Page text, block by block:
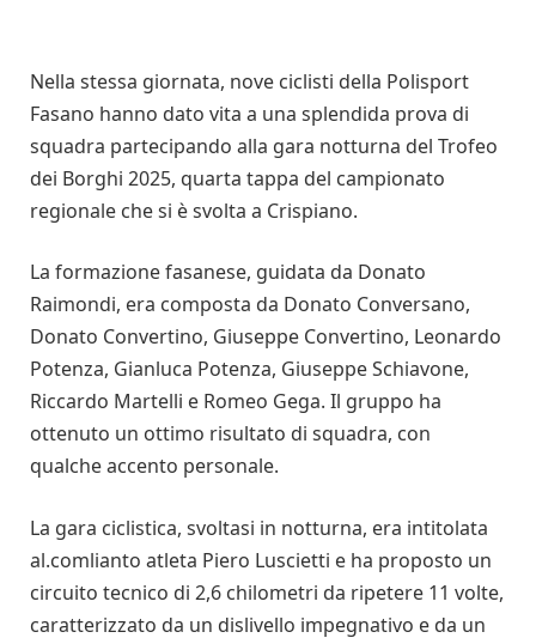
Nella stessa giornata, nove ciclisti della Polisport
Fasano hanno dato vita a una splendida prova di
squadra partecipando alla gara notturna del Trofeo
dei Borghi 2025, quarta tappa del campionato
regionale che si è svolta a Crispiano.
La formazione fasanese, guidata da Donato
Raimondi, era composta da Donato Conversano,
Donato Convertino, Giuseppe Convertino, Leonardo
Potenza, Gianluca Potenza, Giuseppe Schiavone,
Riccardo Martelli e Romeo Gega. Il gruppo ha
ottenuto un ottimo risultato di squadra, con
qualche accento personale.
La gara ciclistica, svoltasi in notturna, era intitolata
al.comlianto atleta Piero Luscietti e ha proposto un
circuito tecnico di 2,6 chilometri da ripetere 11 volte,
caratterizzato da un dislivello impegnativo e da un